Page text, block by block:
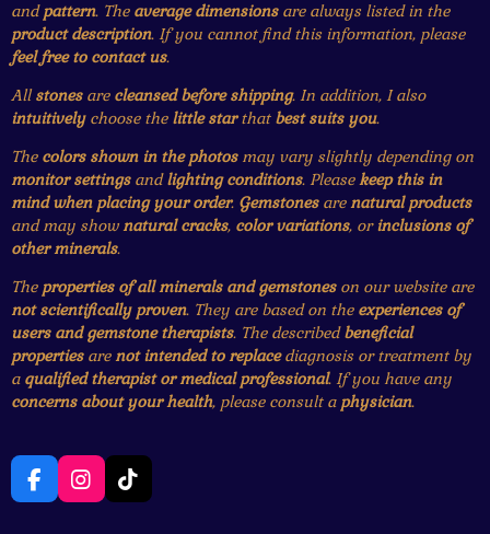
andpattern. The average dimensionsare always listed in the
product description. If you cannot find this information, please
feel free to contact us.
Allstonesare cleansed before shipping. In addition, I also
intuitivelychoose the little starthat best suits you.
The colors shown in the photosmay vary slightly depending on
monitor settingsandlighting conditions. Pleasekeep this in
mind when placing your order. Gemstonesarenatural products
and may shownatural cracks, color variations, orinclusions of
other minerals.
The properties of all minerals and gemstoneson our website are
not scientifically proven. They are based on the experiences of
users and gemstone therapists. The describedbeneficial
propertiesarenot intended to replacediagnosis or treatment by
a qualified therapist or medical professional. If you have any
concerns about your health, please consult a physician.
F
a
I
n
T
i